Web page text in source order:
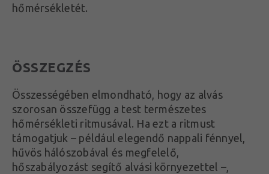
hőmérsékletét.
ÖSSZEGZÉS
Összességében elmondható, hogy az alvás
szorosan összefügg a test természetes
hőmérsékleti ritmusával. Ha ezt a ritmust
támogatjuk – például elegendő nappali fénnyel,
hűvös hálószobával és megfelelő,
hőszabályozást segítő alvási környezettel –,